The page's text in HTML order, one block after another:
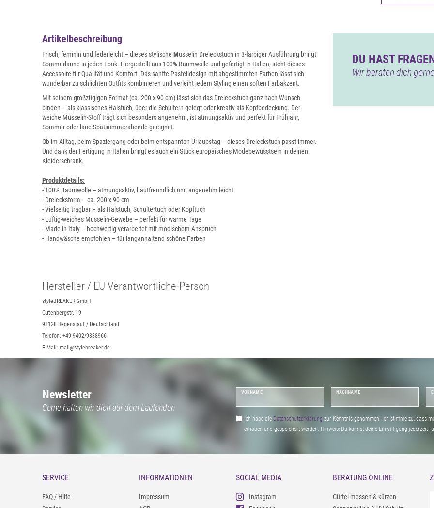
Artikelbeschreibung
Frisch, feminin und federleicht – dieses stylische Musselin Dreieckstuch in 3-farbiger Ausführung bringt
Sommerlaune in jeden Look. Hergestellt aus 100% Baumwolle und gefertigt in Italien, steht dieses
Accessoire für Qualität und Komfort. Das sanfte Pastelldesign mit abgestimmten Farben lässt sich
wunderbar zu schlichten Outfits kombinieren und verleiht jedem Styling einen soften Farbakzent.
Mit seinem großzügigen Format (ca. 200 x 90 cm) lässt sich das Dreieckstuch ganz nach Wunsch
binden – als klassisches Halstuch, über die Schultern gelegt oder kreativ als Kopfbedeckung. Der
weiche Musselin-Stoff trägt sich besonders angenehm, ist atmungsaktiv und perfekt für Frühjahr,
Sommer oder laue Spätsommerabende geeignet.
Ob im Alltag, beim Spaziergang oder beim entspannten Urlaubstag – dieses Dreieckstuch passt immer.
Und dank der Fertigung in Italien bringt es auch ein Stück europäisches Modebewusstsein in deinen
Kleiderschrank.
Produktdetails:
- 100% Baumwolle – atmungsaktiv, hautfreundlich und angenehm leicht
- Dreiecksform – ca. 200 x 90 cm
- Vielseitig tragbar – als Halstuch, Schultertuch oder Kopftuch
- Luftig-weiches Musselin-Gewebe – perfekt für warme Tage
- Made in Italy – hochwertig verarbeitet mit modischem Anspruch
- Handwäsche empfohlen – für langanhaltend schöne Farben
DU HAST
Wir beraten dich
Hersteller / EU Verantwortliche-Person
styleBREAKER GmbH
Gutenbergstr. 19
93128 Regenstauf / Deutschland
Telefon: +49 9402/9388966
E-Mail: mail@stylebreaker.de
Newsletter
Gerne halten wir dich auf dem Laufenden
VORNAME NACHNAME
Ich habe die Daten­schutz­erklärung zur Kenntnis genommen. Ich stimme zu, dass
erhoben und gespeichert werden. Hinweis: Du kannst deine Einwilligung jederzeit
SERVICE
FAQ / Hilfe
INFORMATIONEN
Impressum
SOCIAL MEDIA
Instagram
BERATUNG ONLINE
Gürtel messen & kürzen